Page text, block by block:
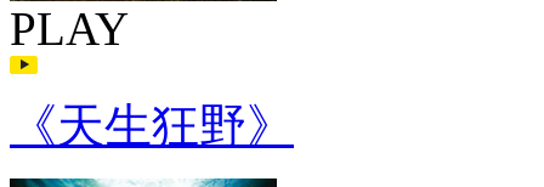
PLAY
《天生狂野》